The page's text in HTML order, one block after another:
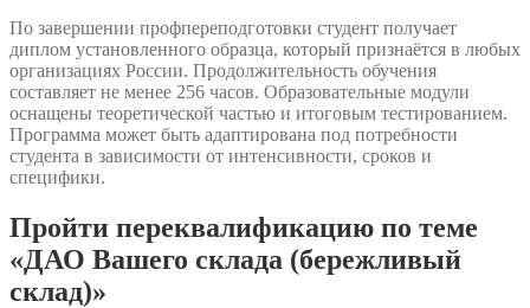
По завершении профпереподготовки студент получает
диплом установленного образца, который признаётся в любых
организациях России. Продолжительность обучения
составляет не менее 256 часов. Образовательные модули
оснащены теоретической частью и итоговым тестированием.
Программа может быть адаптирована под потребности
студента в зависимости от интенсивности, сроков и
специфики.
Пройти переквалификацию по теме
«ДАО Вашего склада (бережливый
склад)»